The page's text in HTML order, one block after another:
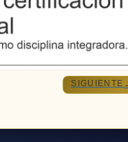
SIGUIENTE